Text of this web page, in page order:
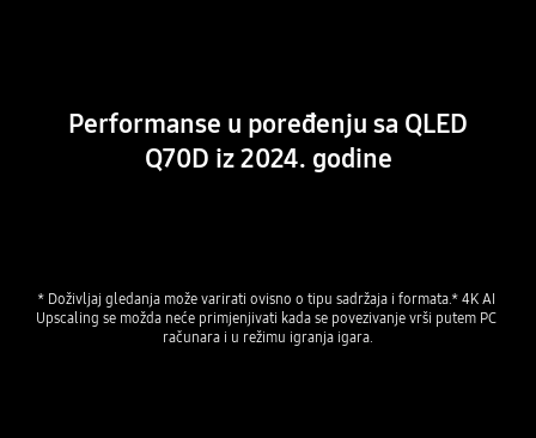
Performanse u poređenju sa QLED
Q70D iz 2024. godine
* Doživljaj gledanja može varirati ovisno o tipu sadržaja i formata.* 4K AI
Upscaling se možda neće primjenjivati kada se povezivanje vrši putem PC
računara i u režimu igranja igara.